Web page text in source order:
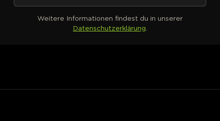
Weitere Informationen findest du in unserer
Datenschutzerklärung